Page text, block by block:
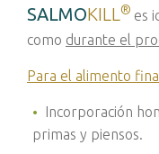
SALMOKILL® es
como durante el
Para el alimento
Incorporación
primas y piensos.